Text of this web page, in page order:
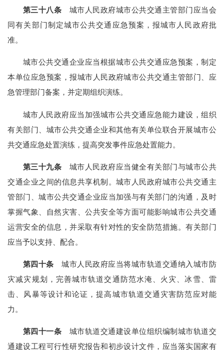
第三十八条 城市人民政府城市公共交通主管部门应当会
同有关部门制定城市公共交通应急预案，报城市人民政府批
准。
城市公共交通企业应当根据城市公共交通应急预案，制定
本单位应急预案，报城市人民政府城市公共交通主管部门、应
急管理部门备案，并定期组织演练。
城市人民政府应当加强城市公共交通应急能力建设，组织
有关部门、城市公共交通企业和其他有关单位联合开展城市公
共交通应急处置演练，提高突发事件应急处置能力。
第三十九条 城市人民政府应当健全有关部门与城市公共
交通企业之间的信息共享机制。城市人民政府城市公共交通主
管部门、城市公共交通企业应当加强与有关部门的沟通，及时
掌握气象、自然灾害、公共安全等方面可能影响城市公共交通
运营安全的信息，并采取有针对性的安全防范措施。有关部门
应当予以支持、配合。
第四十条 城市人民政府应当将城市轨道交通纳入城市防
灾减灾规划，完善城市轨道交通防范水淹、火灾、冰雪、雷
击、风暴等设计和论证，提高城市轨道交通灾害防范应对能
力。
第四十一条 城市轨道交通建设单位组织编制城市轨道交
通建设工程可行性研究报告和初步设计文件，应当落实国家有